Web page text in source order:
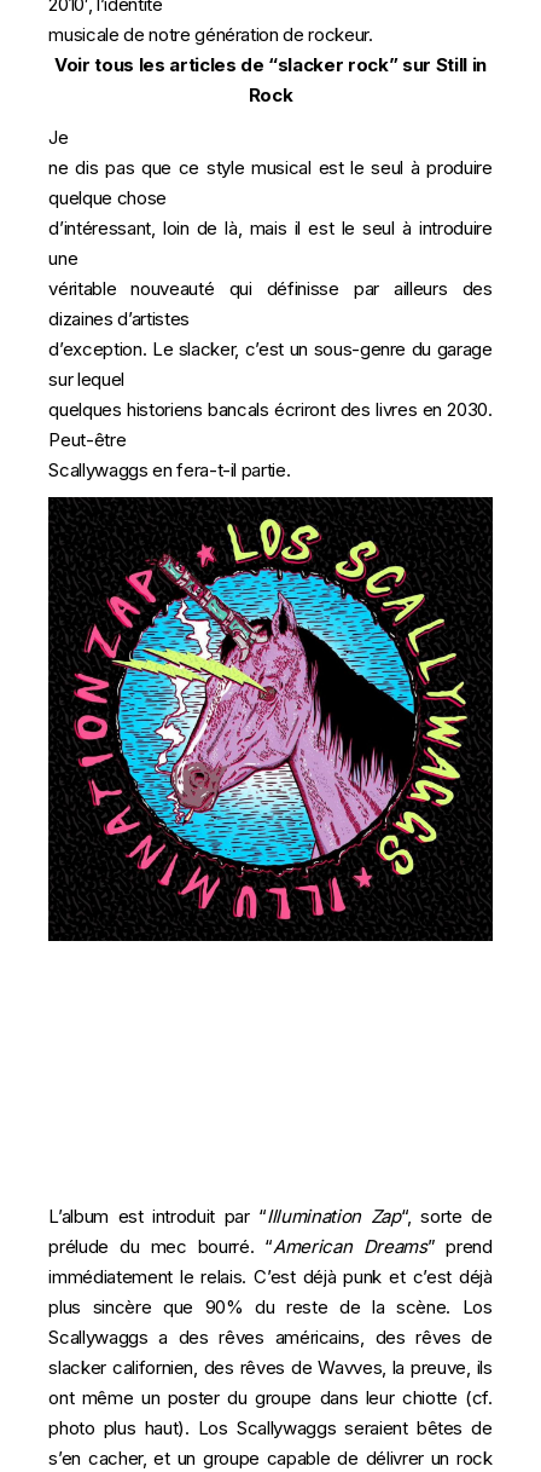
musicale de notre génération de rockeur.
Voir tous les articles de “slacker rock” sur Still in
Rock
Je
ne dis pas que ce style musical est le seul à produire
quelque chose
d’intéressant, loin de là, mais il est le seul à introduire
une
véritable nouveauté qui définisse par ailleurs des
dizaines d’artistes
d’exception. Le slacker, c’est un sous-genre du garage
sur lequel
quelques historiens bancals écriront des livres en 2030.
Peut-être
Scallywaggs en fera-t-il partie.
L’album est introduit par “Illumination Zap“, sorte de
prélude du mec bourré. “American Dreams” prend
immédiatement le relais. C’est déjà punk et c’est déjà
plus sincère que 90% du reste de la scène. Los
Scallywaggs a des rêves américains, des rêves de
slacker californien, des rêves de Wavves, la preuve, ils
ont même un poster du groupe dans leur chiotte (cf.
photo plus haut). Los Scallywaggs seraient bêtes de
s’en cacher, et un groupe capable de délivrer un rock